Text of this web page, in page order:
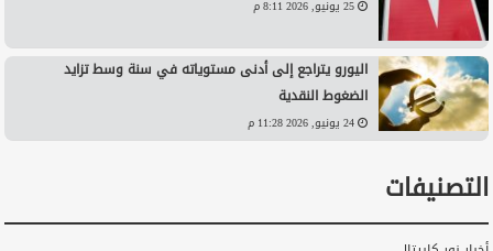
25 يونيو, 2026 8:11 م
اليورو يتراجع إلى أدنى مستوياته في سنة وسط تزايد
الضغوط النقدية
24 يونيو, 2026 11:28 م
التصنيفات